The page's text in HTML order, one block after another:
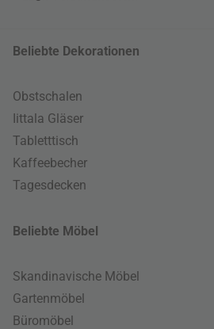
Beliebte Dekorationen
Obstschalen
Iittala Gläser
Tabletttisch
Kaffeebecher
Tagesdecken
Beliebte Möbel
Skandinavische Möbel
Gartenmöbel
Büromöbel